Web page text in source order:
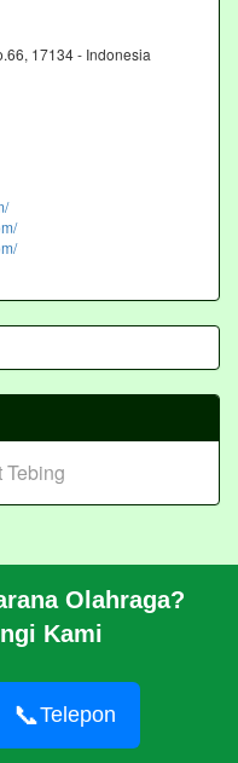
17134 - Indonesia
Olahraga?
Kami
📞Telepon